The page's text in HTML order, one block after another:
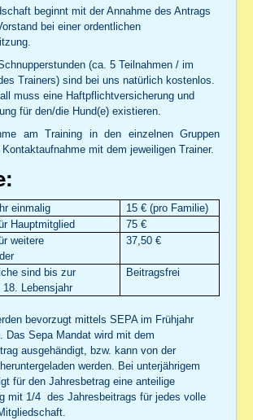
beginnt mit der Annahme des Antrags
bei einer ordentlichen
(ca. 5 Teilnahmen / im
Trainers) sind bei uns natürlich kostenlos.
muss eine Haftpflichtversicherung und
für den/die Hund(e) existieren.
am Training in den einzelnen Gruppen
mit dem jeweiligen Trainer.
einmalig
15 € (pro Familie)
Hauptmitglied
75 €
weitere
37,50 €
sind bis zur
18. Lebensjahr
Beitragsfrei
bevorzugt mittels SEPA im Frühjahr
Das Sepa Mandat wird mit dem
ausgehändigt, bzw. kann von der
werden. Bei unterjährigem
für den Jahresbetrag eine anteilige
mit 1/4 des Jahresbeitrags für jedes volle